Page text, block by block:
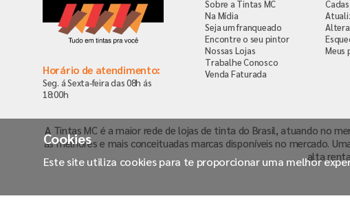
Cookies
Este site utiliza cookies para te proporcionar uma melhor
Horário de atendimento:
Seg. á Sexta-feira das 08h ás
18:00h
Sobre a Tintas MC
Na Mídia
Seja um franqueado
Encontre o seu pintor
Nossas Lojas
Trabalhe Conosco
Venda Faturada
Meus
A Tintas MC é a maior rede de lojas de tinta do Brasil, atuando no
as melhores e mais conceituadas marcas disponíveis no mercado.
alta